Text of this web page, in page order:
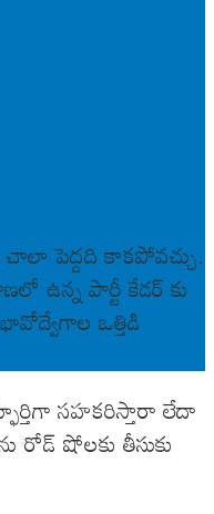
పెద్దది కాకపోవచ్చు.
ఉన్న పార్టీ కేడర్ కు
ఒత్తిడి
సహకరిస్తారా లేదా
షోలకు తీసుకు